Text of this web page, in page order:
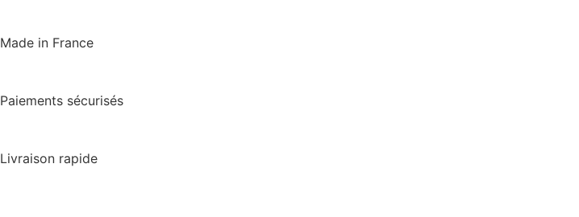
Made in France
Paiements sécurisés
Livraison rapide